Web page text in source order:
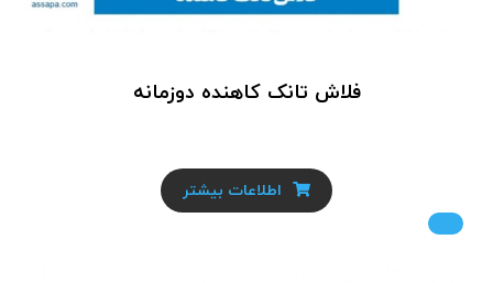
فلاش تانک کاهنده دوزمانه
اطلاعات بیشتر